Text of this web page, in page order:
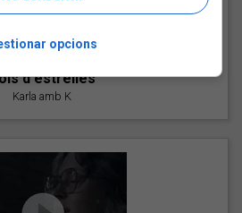
d'estrelles"
Karla amb K
opcions